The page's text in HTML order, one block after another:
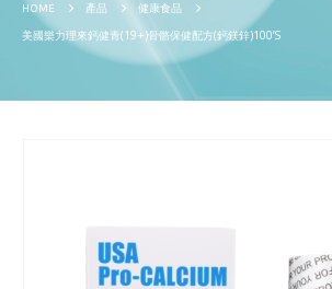
HOME 產品 健康食品
美國樂力理來鈣健青(19+)骨骼保健配方(鈣鎂鋅)100’S